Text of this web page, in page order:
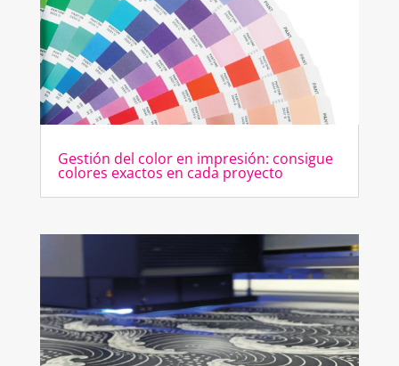
Gestión del color en impresión: consigue
colores exactos en cada proyecto